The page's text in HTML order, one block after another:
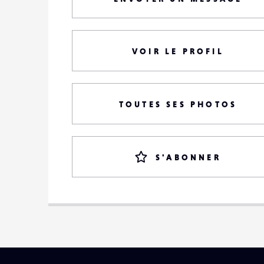
VOIR LE PROFIL
TOUTES SES PHOTOS
S'ABONNER